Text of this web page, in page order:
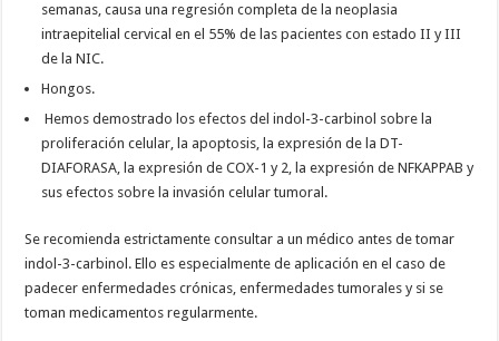
semanas, causa una regresión completa de la neoplasia
intraepitelial cervical en el 55% de las pacientes con estado II y III
de la NIC.
Hongos.
Hemos demostrado los efectos del indol-3-carbinol sobre la
proliferación celular, la apoptosis, la expresión de la DT-
DIAFORASA, la expresión de COX-1 y 2, la expresión de NFKAPPAB y
sus efectos sobre la invasión celular tumoral.
Se recomienda estrictamente consultar a un médico antes de tomar
indol-3-carbinol. Ello es especialmente de aplicación en el caso de
padecer enfermedades crónicas, enfermedades tumorales y si se
toman medicamentos regularmente.